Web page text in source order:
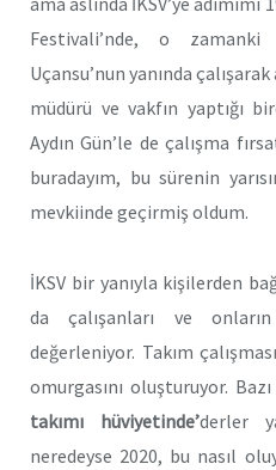
Festivali’nde, o
Uçansu’nun yanında
müdürü ve vakfın yaptığı
Aydın Gün’le de çalışma
buradayım, bu sürenin
mevkiinde geçirmiş oldum.
İKSV bir yanıyla kişilerden
da çalışanları ve
değerleniyor. Takım
omurgasını oluşturuyor.
takımı hüviyetinde’derler
neredeyse 2020, bu nasıl